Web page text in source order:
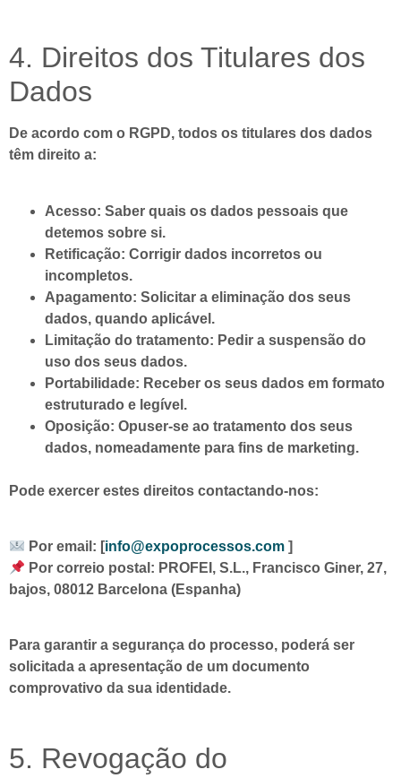
4. Direitos dos Titulares dos
Dados
De acordo com o RGPD, todos os titulares dos dados
têm direito a:
Acesso: Saber quais os dados pessoais que
detemos sobre si.
Retificação: Corrigir dados incorretos ou
incompletos.
Apagamento: Solicitar a eliminação dos seus
dados, quando aplicável.
Limitação do tratamento: Pedir a suspensão do
uso dos seus dados.
Portabilidade: Receber os seus dados em formato
estruturado e legível.
Oposição: Opuser-se ao tratamento dos seus
dados, nomeadamente para fins de marketing.
Pode exercer estes direitos contactando-nos:
Por email: [info@expoprocessos.com]
Por correio postal: PROFEI, S.L., Francisco Giner, 27,
bajos, 08012 Barcelona (Espanha)
Para garantir a segurança do processo, poderá ser
solicitada a apresentação de um documento
comprovativo da sua identidade.
5. Revogação do